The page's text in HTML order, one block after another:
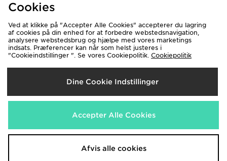
Forsendelse Til
Danmark
Vi accepterer de følgende betalingsmetoder
Besøg vores samarbejdspartneres websites
Cookies
Ved at klikke på "Accepter Alle Cookies" accepterer du lagring
af cookies på din enhed for at forbedre webstedsnavigation,
analysere webstedsbrug og hjælpe med vores marketings
indsats. Præferencer kan når som helst justeres i
"Cookieindstillinger ". Se vores Cookiepolitik. Cookiepolitik
Dine Cookie Indstillinger
Accepter Alle Cookies
Afvis alle cookies